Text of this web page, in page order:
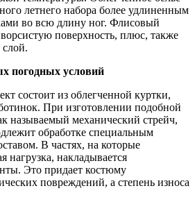
летнего набора более удлиненным
во всю длину ног. Флисовый
поверхность, плюс, также
погодных условий
состоит из облегченной куртки,
При изготовлении подобной
называемый механический стрейч,
обработке специальным
В частях, на которые
нагрузка, накладывается
Это придает костюму
повреждений, а степень износа